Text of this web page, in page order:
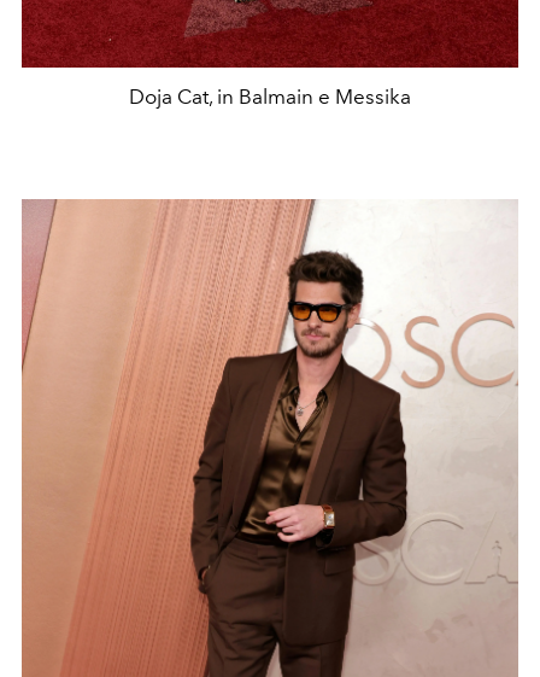
Doja Cat, in Balmain e Messika